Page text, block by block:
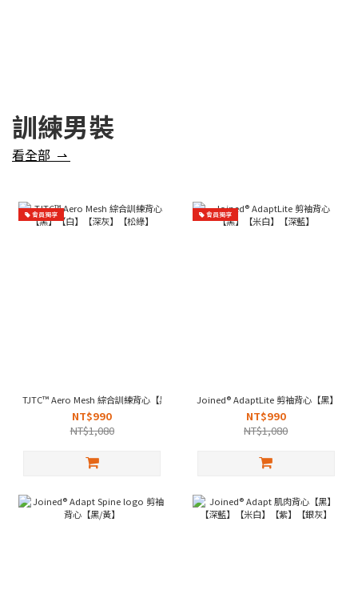
訓練男裝
看全部 ⇀
會員獨享
TJTC™ Aero Mesh 綜合訓練背心【黑】【白】【深灰】【松綠】
NT$990
NT$1,080
會員獨享
Joined® AdaptLite 剪袖背心【黑】【米
NT$990
NT$1,080